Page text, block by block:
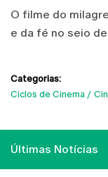
O filme do
e da fé no seio
Categorias:
Ciclos de Cinema
Últimas Notícias